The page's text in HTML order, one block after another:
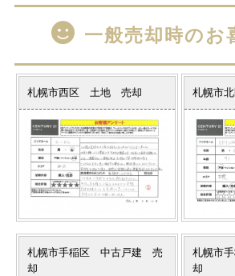
一般売却時のお
札幌市西区 土地 売却 札幌市
札幌市手稲区 中古戸建 売
却
札幌市
却